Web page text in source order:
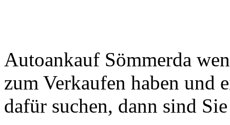
Autoankauf Sömmerda
zum Verkaufen haben und
dafür suchen, dann sind